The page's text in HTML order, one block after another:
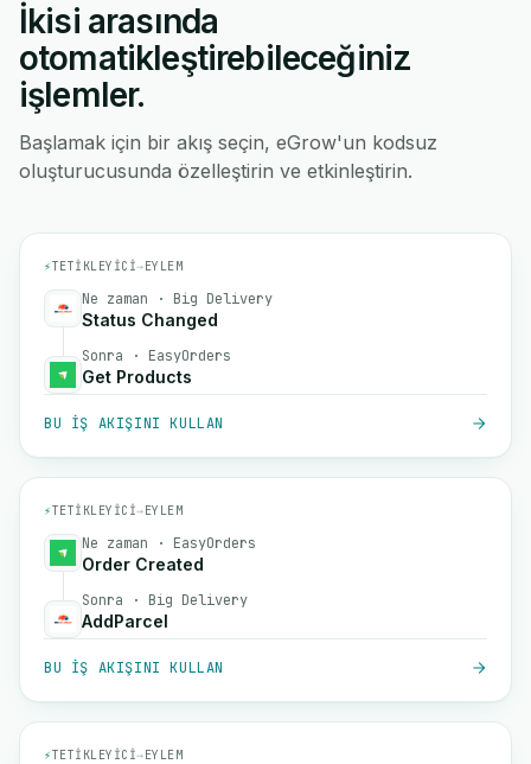
İkisi arasında
otomatikleştirebileceğiniz
işlemler.
Başlamak için bir akış seçin, eGrow'un kodsuz
oluşturucusunda özelleştirin ve etkinleştirin.
⚡TETIKLEYICI→EYLEM
Ne zaman · Big Delivery
Status Changed
Sonra · EasyOrders
Get Products
BU IŞ AKIŞINI KULLAN
⚡TETIKLEYICI→EYLEM
Ne zaman · EasyOrders
Order Created
Sonra · Big Delivery
AddParcel
BU IŞ AKIŞINI KULLAN
⚡TETIKLEYICI→EYLEM